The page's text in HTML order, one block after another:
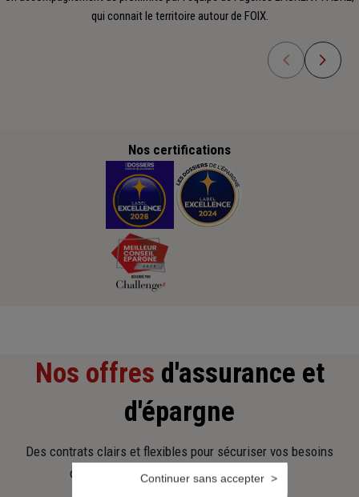
qui connait le territoire autour de FOIX.
Nos certifications
Nos offres d'assurance et
d'épargne
Des contrats clairs et flexibles pour sécuriser vos besoins
d’aujourd’hui et anticiper ceux de demain.
Continuer sans accepter